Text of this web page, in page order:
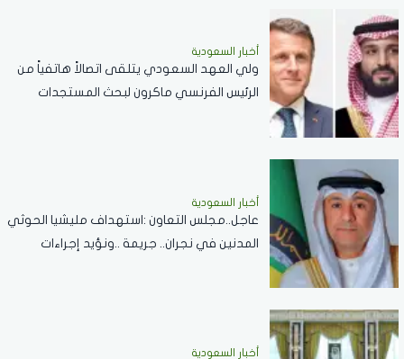
أخبار السعودية
ولي العهد السعودي يتلقى اتصالاً هاتفياً من
الرئيس الفرنسي ماكرون لبحث المستجدات
أخبار السعودية
عاجل..مجلس التعاون :استهداف مليشيا الحوثي
المدنين في نجران.. جريمة ..ونؤيد إجراءات
أخبار السعودية